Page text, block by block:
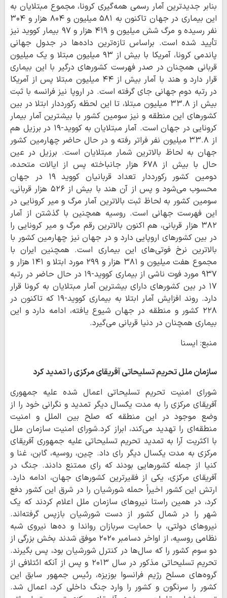
بنابر جدیدترین آمار رسمی همه‌گیری کرونا، مجموع مبتلایان به
این بیماری در جهان تاکنون به ۵۸۱ میلیون و ۸۰۴ هزار و ۳۰۴
نفر رسیده و مرگ شش میلیون و ۴۱۹ هزار و ۹۷ بیمار کووید نیز
تأیید شده است. براساس تازه‌ترین داده‌ها در جدول جهانی
پاندمی کرونا، آمریکا با بیش از ۹۳ میلیون مبتلا و یک میلیون
قربانی همچنان در صدر فهرست کشورهای درگیر با این بیماری
قرار دارد و هند با آمار بیش از ۴۴ میلیون مبتلا پس از آمریکا
در رتبه دوم جهانی جای گرفته است. در اروپا نیز فرانسه با ثبت
بیش از ۳۳.۸ میلیون مبتلا، تا این لحظه رکورددار ابتلا در بین
کشورهای این منطقه و نیز سومین کشور با بیشترین آمار بیمار
کرونایی در جهان است. آمار مبتلایان به کووید-۱۹ در برزیل هم
از ۳۳.۸ میلیون نفر فراتر رفته و در حال حاضر چهارمین کشور
جهان به لحاظ بالاترین شمار مبتلایان است. برزیل در عین
حال با بیش از ۶۷۸ هزار جانباخته پس از ایالات متحده،
دومین کشور رکورددار تعداد قربانیان کووید ۱۹ در جهان
محسوب می‌شود و پس از آن هند با بیش از ۵۲۶ هزار قربانی،
سومین کشور به لحاظ ثبت بالاترین آمار مرگ و میر کرونایی در
این فهرست جهانی است. روسیه همچنین با گذشتن از آمار
۳۸۲ هزار قربانی، هم اکنون بالاترین رقم مرگ و میر کرونایی را
در بین کشورهای اروپایی دارد و در جهان نیز چهارمین کشور با
بالاترین نرخ فوتی‌های این بیماری است. همچنین ایران با
مجموع هفت میلیون و ۳۸۱ هزار و ۲۹۹ مورد ابتلا و ۱۴۱ هزار و
۹۳۷ مورد فوت ناشی از بیماری کووید-۱۹ در حال حاضر در رتبه
۱۷ در بین کشورهای دارای بیشترین آمار مبتلایان به کرونا قرار
دارد. روند افزایش آمار ابتلا به بیماری کووید-۱۹ که تاکنون در
۲۲۸ کشور و منطقه در جهان شیوع یافته، ادامه دارد و این
بیماری همچنان در دنیا قربانی می‌گیرد.
منبع: ایسنا
سازمان ملل تحریم تسلیحاتی آفریقای مرکزی را تمدید کرد
شورای امنیت تحریم تسلیحاتی اعمال شده علیه جمهوری
آفریقای مرکزی را به مدت یکسال دیگر تمدید و نگرانی خود را از
وضع موجود در این منطقه که صلح بین الملل و امنیت
منطقه‎‌ای را تهدید می‌کند، ابراز کرد.شورای امنیت سازمان ملل
با اکثریت آرا به تمدید تحریم تسلیحاتی علیه جمهوری آفریقای
مرکزی به مدت یکسال دیگر رای داد. چین، روسیه، گابن، غنا و
کنیا از جمله کشورهایی بودند که رای ممتنع دادند. جنگ در
آفریقای مرکزی، یکی از فقیرترین کشورهای جهان، ادامه دارد.
ارتش این کشور اخیراً حمله شورشیان را در شرق این کشور دفع
کرد، در همین راستا نیروهای سازمان ملل اعلام کردند که یک
شهر را در شمال کشور از دست شورشیان بازپس گرفته‌اند.
نیروهای دولتی، با حمایت سربازان رواندا و ده‌ها نیروی شبه
نظامی روسیه، از اواخر دسامبر ۲۰۲۰ موفق شدند بخش بزرگی از
دو سوم کشور را که سال‌ها در کنترل شورشیان بود، پس بگیرند.
تحریم تسلیحاتی مذکور در سال ۲۰۱۳ و پس از آنکه ائتلافی از
گروه‌های مسلح رژیم فرانسوا بوزیزه، رئیس جمهور سابق این
کشور را سرنگون و کشور را وارد جنگ داخلی کرد، اعمال شد.